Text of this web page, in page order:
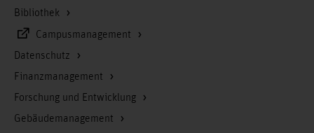
Bibliothek
Campusmanagement
Datenschutz
Finanzmanagement
Forschung und Entwicklung
Gebäudemanagement